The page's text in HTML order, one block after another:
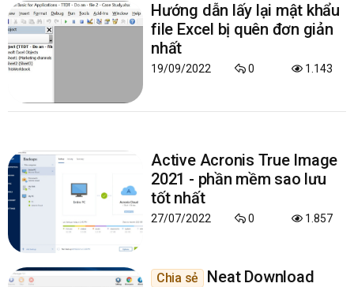
Hướng dẫn lấy lại mật khẩu
file Excel bị quên đơn giản
nhất
19/09/2022 0 1.143
Active Acronis True Image
2021 - phần mềm sao lưu
tốt nhất
27/07/2022 0 1.857
Chia sẻ
Neat Download